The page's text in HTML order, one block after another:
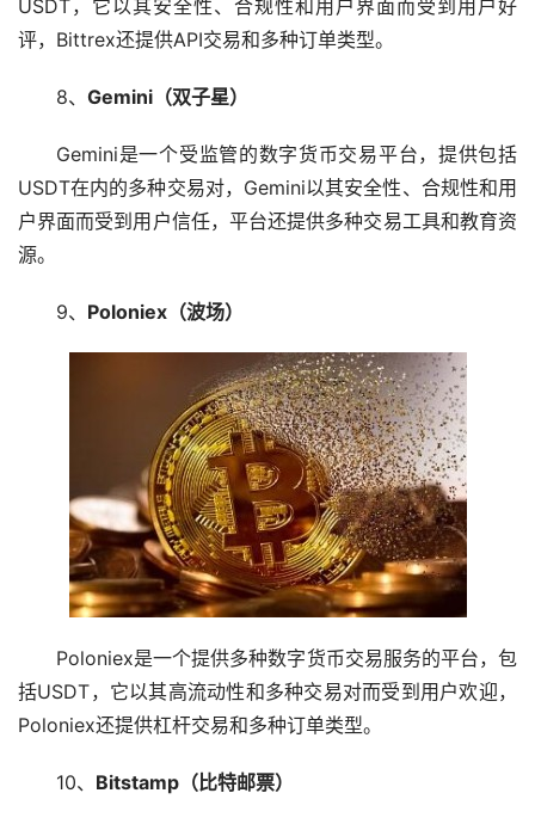
USDT，它以其安全性、合规性和用户界面而受到用户好
评，Bittrex还提供API交易和多种订单类型。
8、 Gemini（双子星）
Gemini是一个受监管的数字货币交易平台，提供包括
USDT在内的多种交易对，Gemini以其安全性、合规性和用
户界面而受到用户信任，平台还提供多种交易工具和教育资
源。
9、 Poloniex（波场）
Poloniex是一个提供多种数字货币交易服务的平台，包
括USDT，它以其高流动性和多种交易对而受到用户欢迎，
Poloniex还提供杠杆交易和多种订单类型。
10、 Bitstamp（比特邮票）